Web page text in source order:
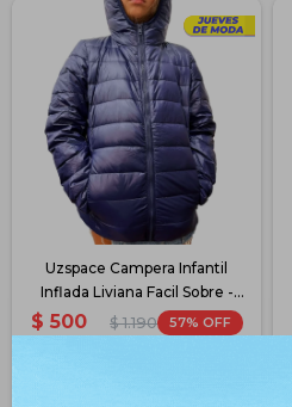
Uzspace Campera Infantil
Inflada Liviana Facil Sobre -
Azul
$ 500 $ 1.190 57